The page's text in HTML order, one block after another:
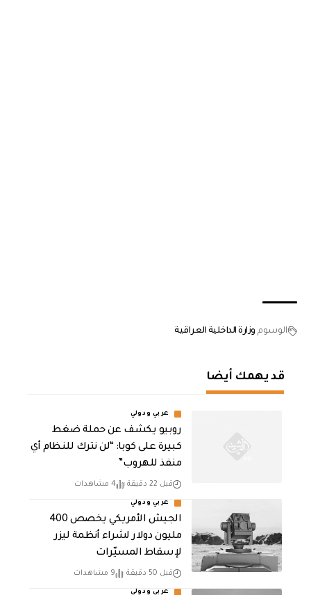
الوسوم وزارة الداخلية العراقية
قد يهمك أيضا
عربي ودولي
روبيو يكشف عن حملة ضغط
كبيرة على كوبا: “لن نترك للنظام أي
منفذ للهروب”
قبل 22 دقيقة 4 مشاهدات
عربي ودولي
الجيش الأمريكي يخصص 400
مليون دولار لشراء أنظمة ليزر
لإسقاط المسيّرات
قبل 50 دقيقة 9 مشاهدات
عربي ودولي